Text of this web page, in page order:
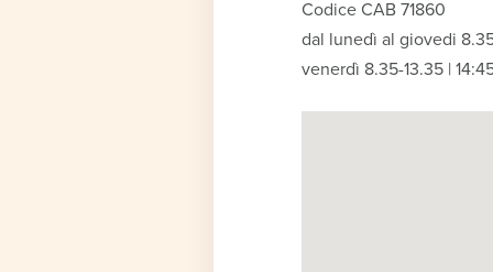
Codice CAB 71860
dal lunedì al giovedi
venerdì 8.35-13.35 |